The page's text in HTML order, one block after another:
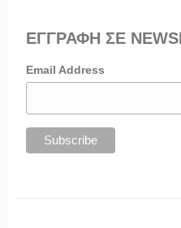
ΕΓΓΡΑΦΗ ΣΕ
Email Address